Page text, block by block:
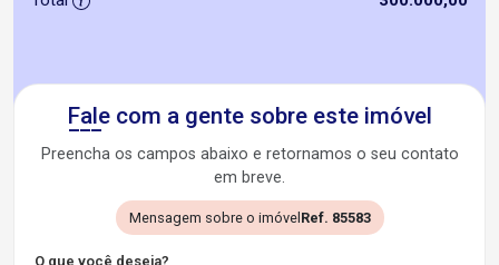
Fale com a gente sobre este imóvel
Preencha os campos abaixo e retornamos o seu contato
em breve.
Mensagem sobre o imóvelRef. 85583
O que você deseja?